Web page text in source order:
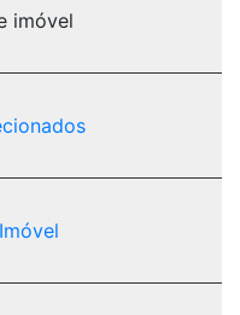
imóvel